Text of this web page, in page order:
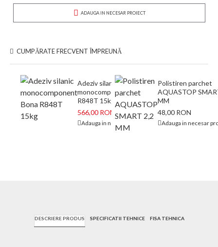
ADAUGA IN NECESAR PROIECT
CUMPĂRATE FRECVENT ÎMPREUNĂ
Adeziv silanic
monocomponent Bona
R848T 15kg
566,00 RON
673,00 RON
Adauga in necesar proiect
Polistiren parchet
AQUASTOP
MM
48,00 RON
Adauga in necesar
DESCRIERE PRODUS SPECIFICATII TEHNICE FISA TEHNICA